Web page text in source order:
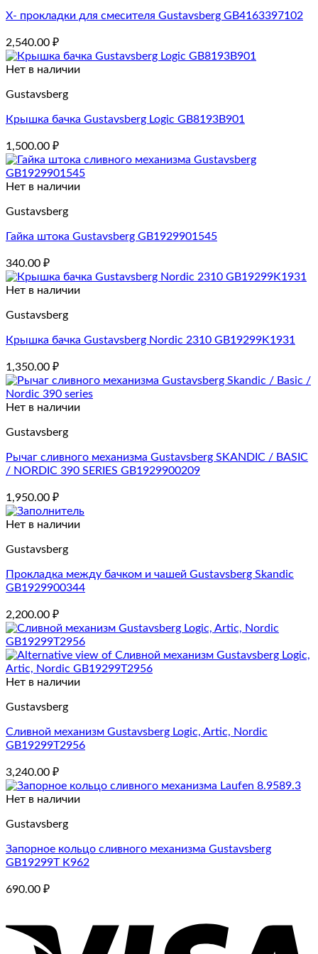
X- прокладки для смесителя Gustavsberg GB4163397102
2,540.00 ₽
Нет в наличии
Gustavsberg
Крышка бачка Gustavsberg Logic GB8193B901
1,500.00 ₽
Нет в наличии
Gustavsberg
Гайка штока Gustavsberg GB1929901545
340.00 ₽
Нет в наличии
Gustavsberg
Крышка бачка Gustavsberg Nordic 2310 GB19299K1931
1,350.00 ₽
Нет в наличии
Gustavsberg
Рычаг сливного механизма Gustavsberg SKANDIC / BASIC
/ NORDIC 390 SERIES GB1929900209
1,950.00 ₽
Нет в наличии
Gustavsberg
Прокладка между бачком и чашей Gustavsberg Skandic
GB1929900344
2,200.00 ₽
Нет в наличии
Gustavsberg
Сливной механизм Gustavsberg Logic, Artic, Nordic
GB19299T2956
3,240.00 ₽
Нет в наличии
Gustavsberg
Запорное кольцо сливного механизма Gustavsberg
GB19299T K962
690.00 ₽